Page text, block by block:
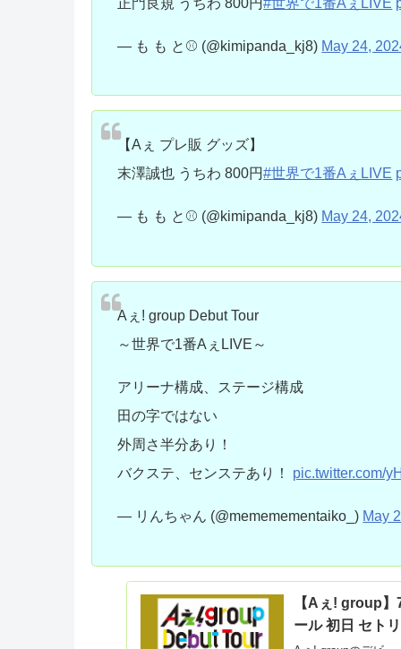
— も も と⚾️ (@kimipanda_kj8) May 24,
【Aぇ プレ販 グッズ】
末澤誠也 うちわ 800円#世界で1番AぇLIVE
— も も と⚾️ (@kimipanda_kj8) May 24,
Aぇ! group Debut Tour
～世界で1番AぇLIVE～
アリーナ構成、ステージ構成
田の字ではない
外周さ半分あり！
バクステ、センステあり！ pic.twitter.com/
— リんちゃん (@mememementaiko_) May
【Aぇ! group
ール 初日 セト